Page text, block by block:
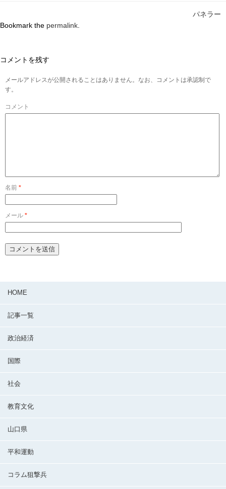
パネラー
Bookmark the permalink.
コメントを残す
メールアドレスが公開されることはありません。なお、コメントは承認制で
す。
コメント
名前 *
メール *
HOME
記事一覧
政治経済
国際
社会
教育文化
山口県
平和運動
コラム狙撃兵